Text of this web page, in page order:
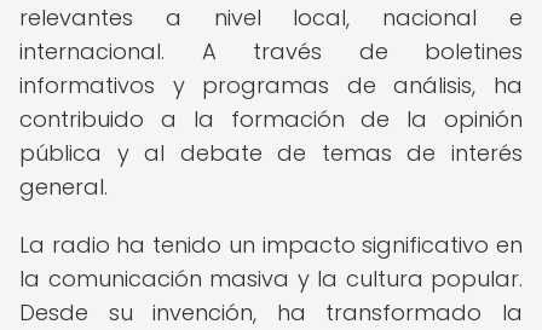
relevantes a nivel local, nacional e
internacional. A través de boletines
informativos y programas de análisis, ha
contribuido a la formación de la opinión
pública y al debate de temas de interés
general.
La radio ha tenido un impacto significativo en
la comunicación masiva y la cultura popular.
Desde su invención, ha transformado la